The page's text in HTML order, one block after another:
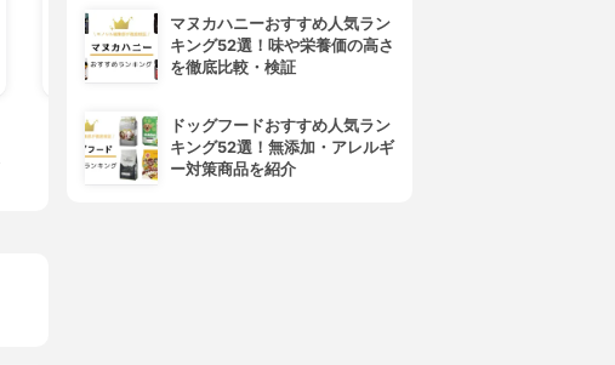
¥444マヌカハニーおすすめ人気ラン
キング52選！味や栄養価の高さ
を徹底比較・検証
ドッグフードおすすめ人気ラン
キング52選！無添加・アレルギ
ー対策商品を紹介